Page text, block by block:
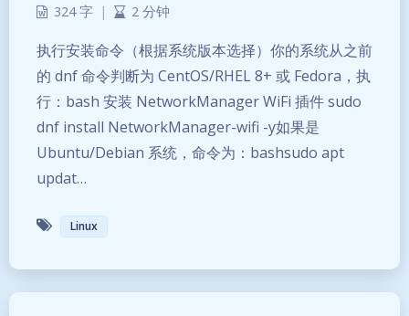
324 字 | 2 分钟
执行安装命令（根据系统版本选择）你的系统从之前
的 dnf 命令判断为 CentOS/RHEL 8+ 或 Fedora，执
行：bash 安装 NetworkManager WiFi 插件 sudo
dnf install NetworkManager-wifi -y如果是
Ubuntu/Debian 系统，命令为：bashsudo apt
updat…
Linux